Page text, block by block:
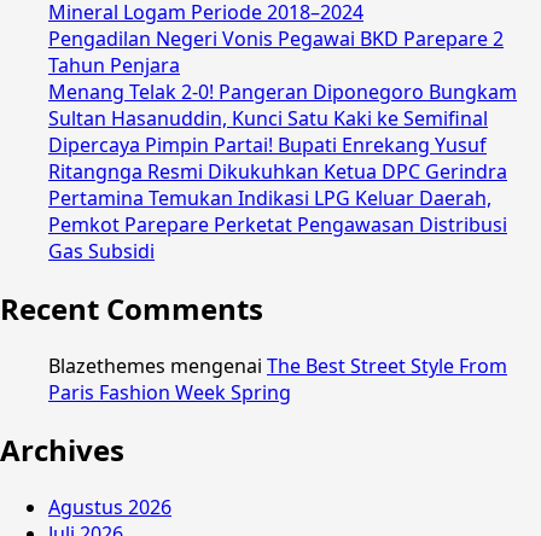
Mineral Logam Periode 2018–2024
Pengadilan Negeri Vonis Pegawai BKD Parepare 2
Tahun Penjara
Menang Telak 2-0! Pangeran Diponegoro Bungkam
Sultan Hasanuddin, Kunci Satu Kaki ke Semifinal
Dipercaya Pimpin Partai! Bupati Enrekang Yusuf
Ritangnga Resmi Dikukuhkan Ketua DPC Gerindra
Pertamina Temukan Indikasi LPG Keluar Daerah,
Pemkot Parepare Perketat Pengawasan Distribusi
Gas Subsidi
Recent Comments
Blazethemes mengenai The Best Street Style From
Paris Fashion Week Spring
Archives
Agustus 2026